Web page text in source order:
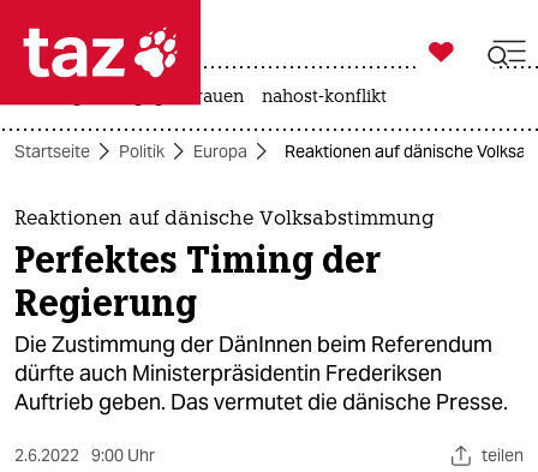
 taz zahl ich
taz zahl ich
themen
politik
öko
gesellschaft

taz zahl ich
gewalt gegen frauen nahost-konflikt
Startseite Politik Europa Reaktionen auf dänische
Reaktionen auf dänische Volksabstimmung
Perfektes Timing der
Regierung
Die Zustimmung der DänInnen beim Referendum
dürfte auch Ministerpräsidentin Frederiksen
Auftrieb geben. Das vermutet die dänische Presse.
2.6.2022 9:00 Uhr teilen